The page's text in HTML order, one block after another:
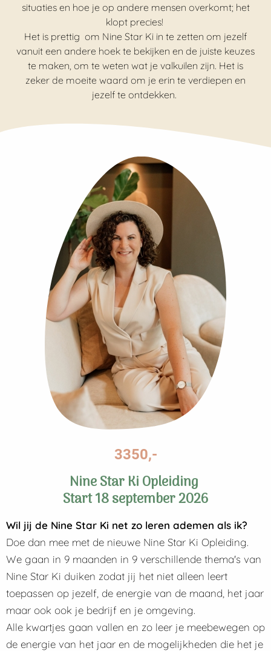
situaties en hoe je op andere mensen overkomt; het
klopt precies!
Het is prettig om Nine Star Ki in te zetten om jezelf
vanuit een andere hoek te bekijken en de juiste keuzes
te maken, om te weten wat je valkuilen zijn. Het is
zeker de moeite waard om je erin te verdiepen en
jezelf te ontdekken.
3350,-
Nine Star Ki Opleiding
Start 18 september 2026
Wil jij de Nine Star Ki net zo leren ademen als ik?
Doe dan mee met de nieuwe Nine Star Ki Opleiding.
We gaan in 9 maanden in 9 verschillende thema's van
Nine Star Ki duiken zodat jij het niet alleen leert
toepassen op jezelf, de energie van de maand, het jaar
maar ook ook je bedrijf en je omgeving.
Alle kwartjes gaan vallen en zo leer je meebewegen op
de energie van het jaar en de mogelijkheden die het je